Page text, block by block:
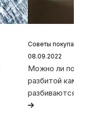
Советы
08.09.2022
Можно ли
разбитой
разбиваются